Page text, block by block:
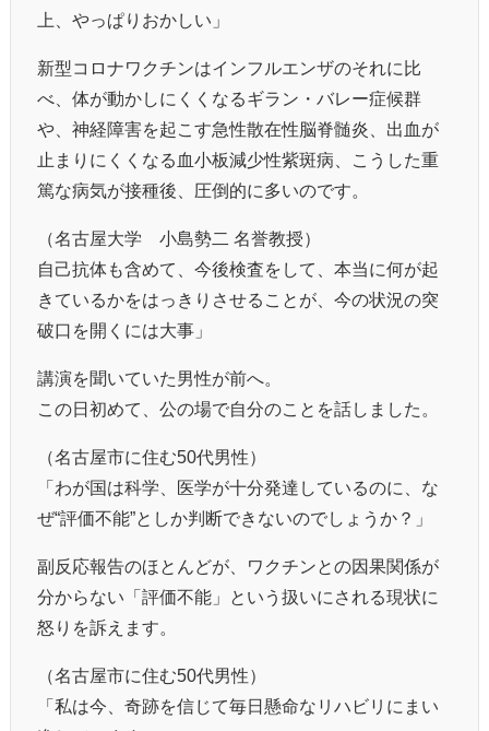
上、やっぱりおかしい」
新型コロナワクチンはインフルエンザのそれに比
べ、体が動かしにくくなるギラン・バレー症候群
や、神経障害を起こす急性散在性脳脊髄炎、出血が
止まりにくくなる血小板減少性紫斑病、こうした重
篤な病気が接種後、圧倒的に多いのです。
（名古屋大学 小島勢二 名誉教授）
自己抗体も含めて、今後検査をして、本当に何が起
きているかをはっきりさせることが、今の状況の突
破口を開くには大事」
講演を聞いていた男性が前へ。
この日初めて、公の場で自分のことを話しました。
（名古屋市に住む50代男性）
「わが国は科学、医学が十分発達しているのに、な
ぜ“評価不能”としか判断できないのでしょうか？」
副反応報告のほとんどが、ワクチンとの因果関係が
分からない「評価不能」という扱いにされる現状に
怒りを訴えます。
（名古屋市に住む50代男性）
「私は今、奇跡を信じて毎日懸命なリハビリにまい